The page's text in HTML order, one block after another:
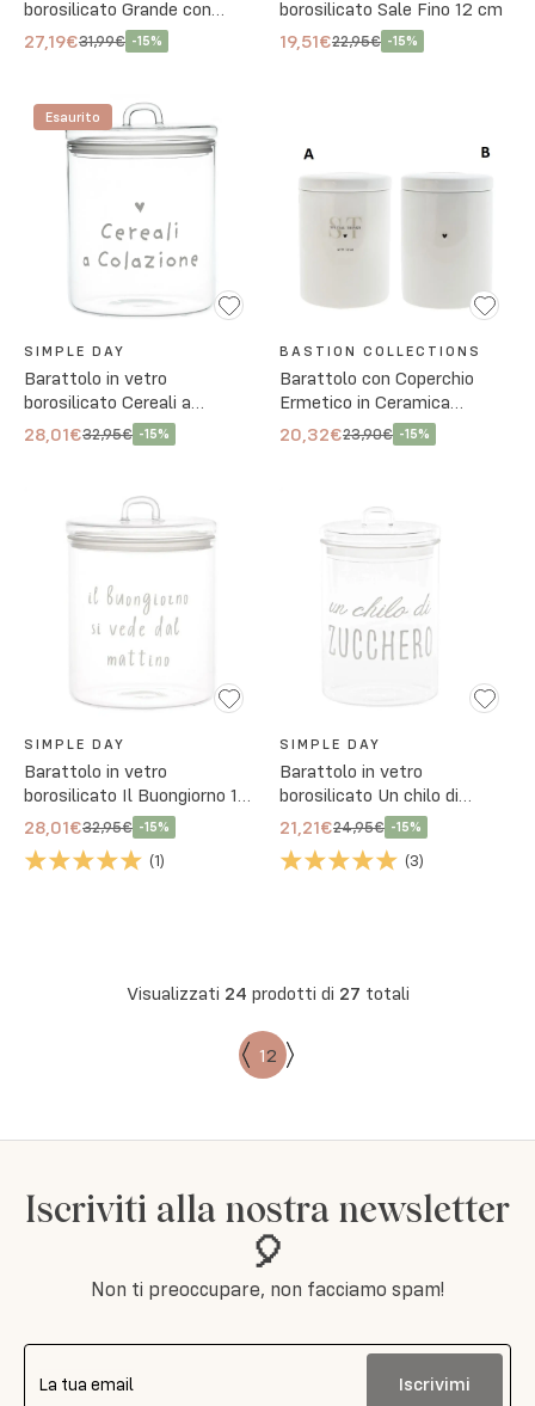
borosilicato Grande con
Tappo Ermetico in Legno - 2
Varianti
27,19€31,99€ -15%
borosilicato Sale Fino 12 cm
19,51€22,95€ -15%
Esaurito
SIMPLE DAY
Barattolo in vetro
borosilicato Cereali a
Colazione 15 cm
28,01€32,95€ -15%
BASTION COLLECTIONS
Barattolo con Coperchio
Ermetico in Ceramica
h14,5x11 cm - 2 Varianti
20,32€23,90€ -15%
SIMPLE DAY
Barattolo in vetro
borosilicato Il Buongiorno 15
cm
28,01€32,95€ -15%
(1)
SIMPLE DAY
Barattolo in vetro
borosilicato Un chilo di
Zucchero 12 cm
21,21€24,95€ -15%
(3)
Visualizzati 24 prodotti di 27 totali
12
Iscriviti alla nostra newsletter
🎈
Non ti preoccupare, non facciamo spam!
La tua email Iscrivimi